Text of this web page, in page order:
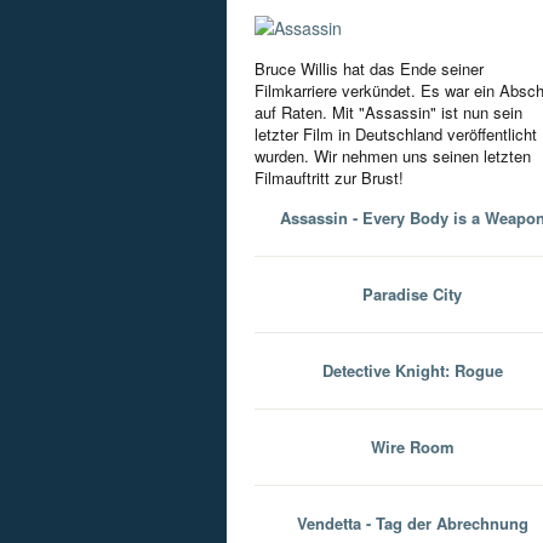
Bruce Willis hat das Ende seiner
Filmkarriere verkündet. Es war ein
auf Raten. Mit "Assassin" ist nun sein
letzter Film in Deutschland veröffentlicht
wurden. Wir nehmen uns seinen letzten
Filmauftritt zur Brust!
Assassin - Every Body is a Weapon
Paradise City
Detective Knight: Rogue
Wire Room
Vendetta - Tag der Abrechnung